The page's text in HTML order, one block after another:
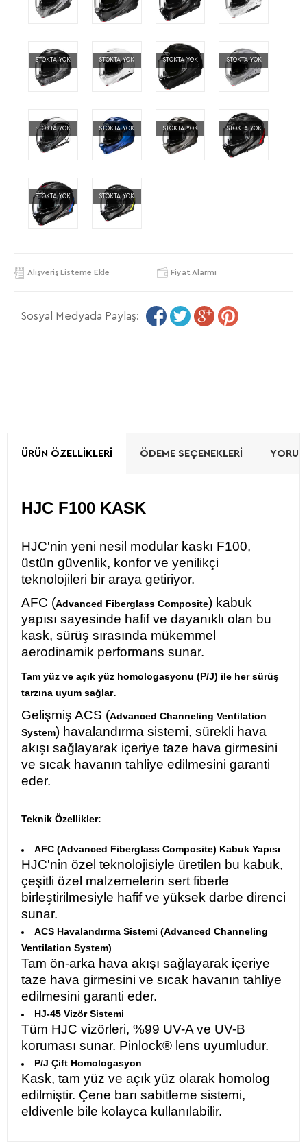
STOKTA YOK STOKTA YOK STOKTA YOK STOKTA YOK
STOKTA YOK STOKTA YOK STOKTA YOK STOKTA YOK
STOKTA YOK STOKTA YOK
Alışveriş Listeme Ekle Fiyat Alarmı
Sosyal Medyada Paylaş:
ÜRÜN ÖZELLIKLERI ÖDEME SEÇENEKLERI
HJC F100 KASK
HJC'nin yeni nesil modular kaskı F100,
üstün güvenlik, konfor ve yenilikçi
teknolojileri bir araya getiriyor.
AFC (Advanced Fiberglass Composite) kabuk
yapısı sayesinde hafif ve dayanıklı olan bu
kask, sürüş sırasında mükemmel
aerodinamik performans sunar.
Tam yüz ve açık yüz homologasyonu (P/J) ile her sürüş
tarzına uyum sağlar.
Gelişmiş ACS (Advanced Channeling Ventilation
System) havalandırma sistemi, sürekli hava
akışı sağlayarak içeriye taze hava girmesini
ve sıcak havanın tahliye edilmesini garanti
eder.​
Teknik Özellikler:
AFC (Advanced Fiberglass Composite) Kabuk Yapısı
HJC'nin özel teknolojisiyle üretilen bu kabuk,
çeşitli özel malzemelerin sert fiberle
birleştirilmesiyle hafif ve yüksek darbe direnci
sunar.​
ACS Havalandırma Sistemi (Advanced Channeling
Ventilation System)
Tam ön-arka hava akışı sağlayarak içeriye
taze hava girmesini ve sıcak havanın tahliye
edilmesini garanti eder.​
HJ-45 Vizör Sistemi
Tüm HJC vizörleri, %99 UV-A ve UV-B
koruması sunar. Pinlock® lens uyumludur.
P/J Çift Homologasyon
Kask, tam yüz ve açık yüz olarak homolog
edilmiştir. Çene barı sabitleme sistemi,
eldivenle bile kolayca kullanılabilir.​